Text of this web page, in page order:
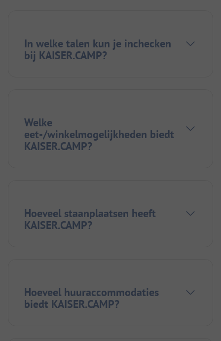
In welke talen kun je inchecken
bij KAISER.CAMP?
Welke
eet-/winkelmogelijkheden biedt
KAISER.CAMP?
Hoeveel staanplaatsen heeft
KAISER.CAMP?
Hoeveel huuraccommodaties
biedt KAISER.CAMP?